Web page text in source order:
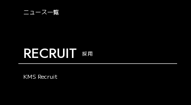
ニュース一覧
RECRUIT 採用
KMS Recruit